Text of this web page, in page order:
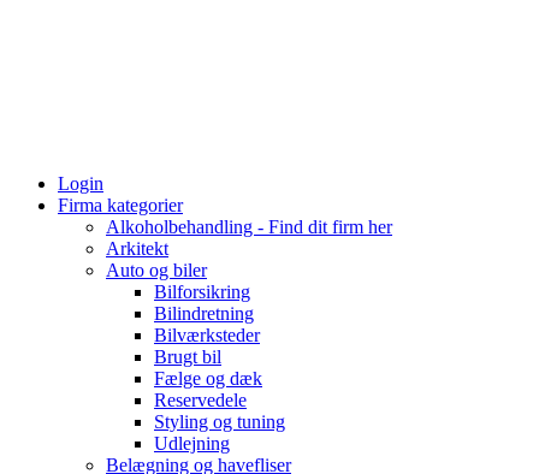
Login
Firma kategorier
Alkoholbehandling - Find dit firm her
Arkitekt
Auto og biler
Bilforsikring
Bilindretning
Bilværksteder
Brugt bil
Fælge og dæk
Reservedele
Styling og tuning
Udlejning
Belægning og havefliser